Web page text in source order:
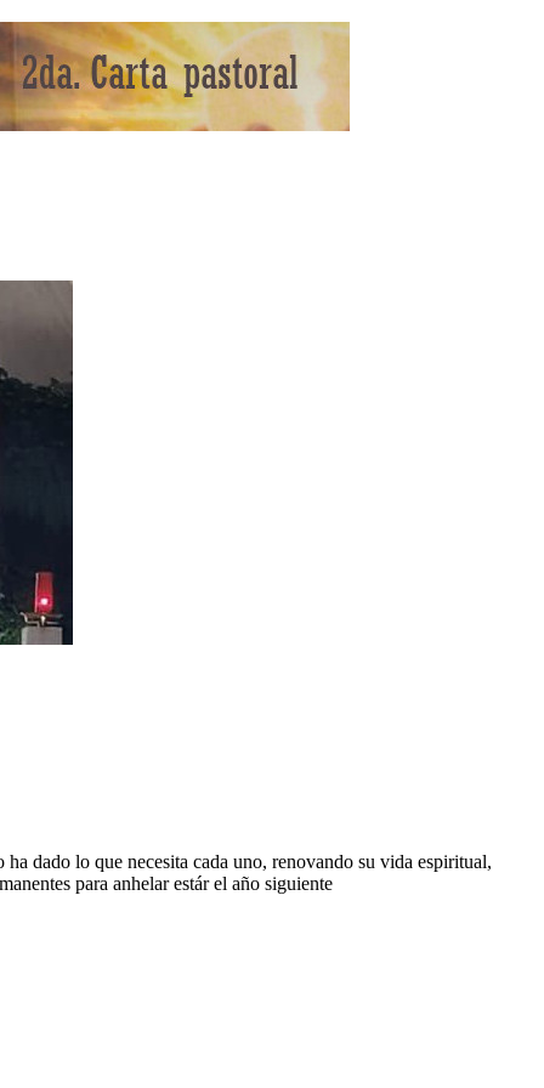
ha dado lo que necesita cada uno, renovando su vida espiritual,
para anhelar estár el año siguiente